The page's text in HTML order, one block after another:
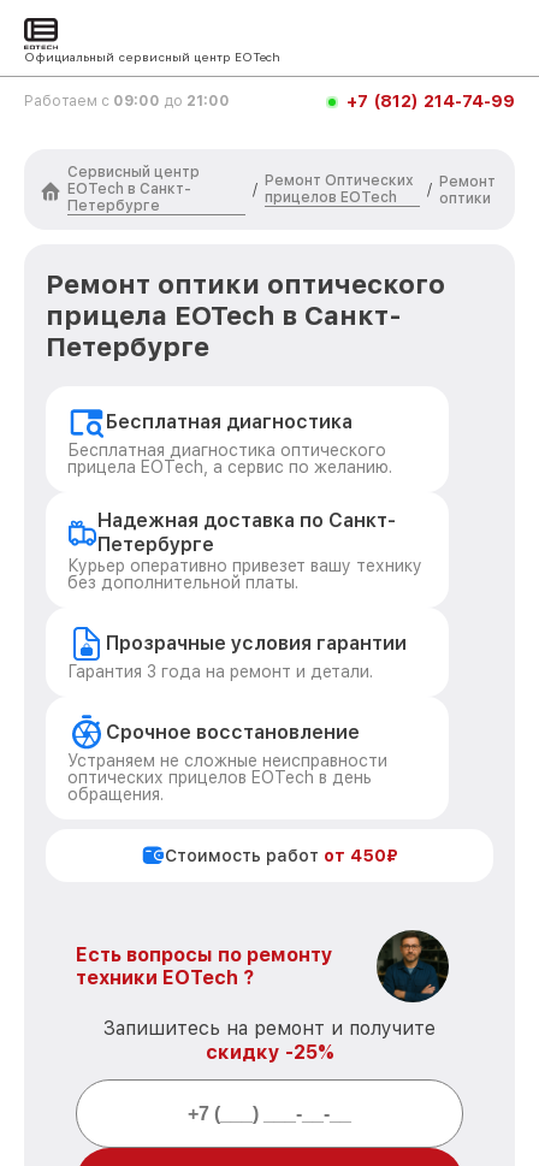
Официальный сервисный центр EOTech
Работаем с 09:00 до 21:00 +7 (812) 214-74-99
Сервисный центр
EOTech в Санкт-
Петербурге
/
Ремонт Оптических
прицелов EOTech
/ Ремонт
оптики
Ремонт оптики оптического
прицела EOTech в Санкт-
Петербурге
Бесплатная диагностика
Бесплатная диагностика оптического
прицела EOTech, а сервис по желанию.
Надежная доставка по Санкт-
Петербурге
Курьер оперативно привезет вашу технику
без дополнительной платы.
Прозрачные условия гарантии
Гарантия 3 года на ремонт и детали.
Срочное восстановление
Устраняем не сложные неисправности
оптических прицелов EOTech в день
обращения.
Стоимость работ от 450₽
Есть вопросы по ремонту
техники EOTech ?
Запишитесь на ремонт и получите
скидку -25%